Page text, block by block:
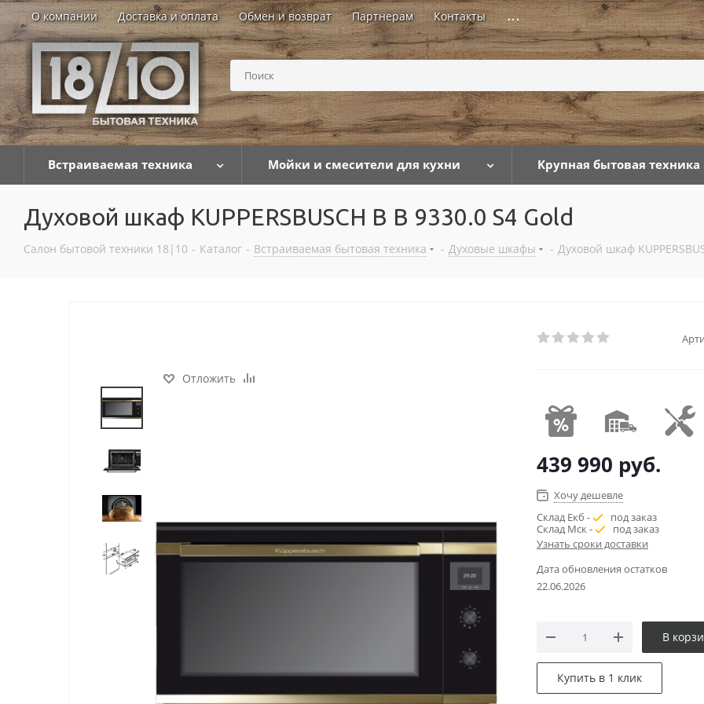
О компании Доставка и оплата Обмен и возврат Партнерам Контакты ...
Встраиваемая техника Мойки и смесители для кухни Крупная бытовая техника
Духовой шкаф KUPPERSBUSCH B B 9330.0 S4 Gold
Салон бытовой техники 18|10 - Каталог - Встраиваемая бытовая техника - Духовые шкафы - Духовой шкаф
Отложить
439 990 руб.
Хочу дешевле
Склад Екб -
под заказ
Склад Мск -
под заказ
Узнать сроки доставки
Дата обновления остатков
22.06.2026
В
Купить в 1 клик